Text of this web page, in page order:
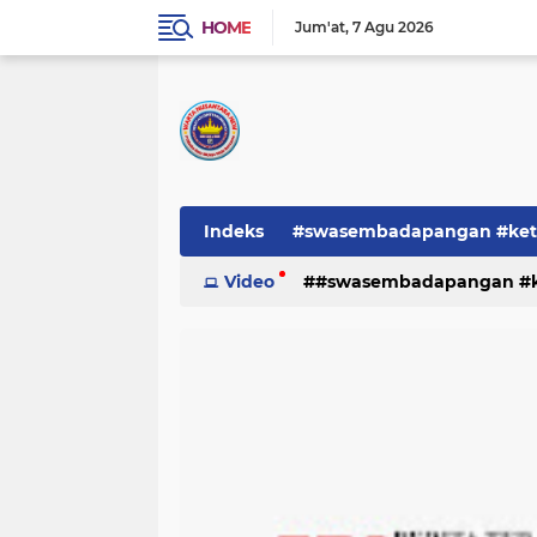
HOME Jum'at 7 Agu 2026
Indeks #swasembadapangan
Pemerintah PEMERINTAHAN
Video #swasembadapangan